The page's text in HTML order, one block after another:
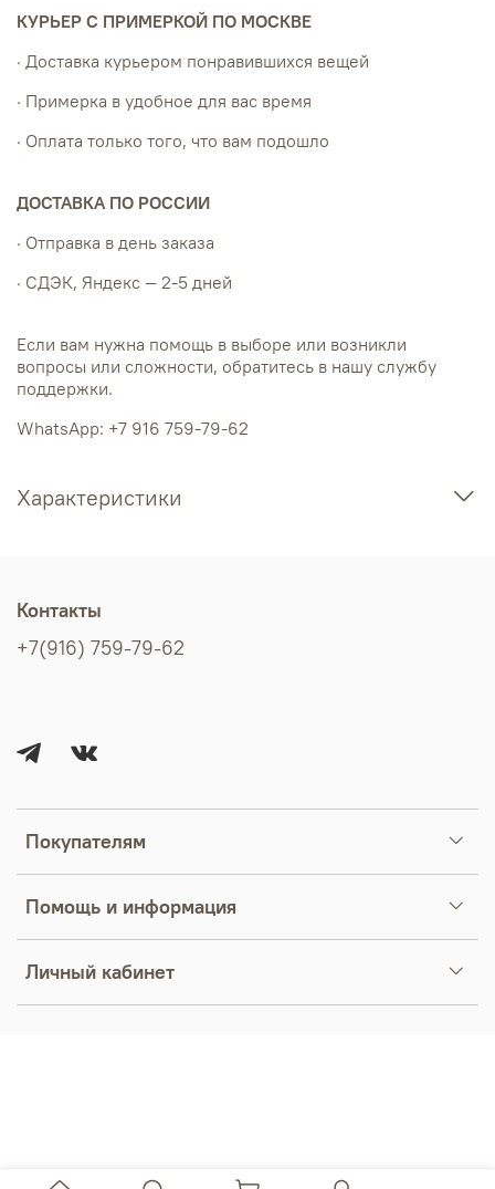
КУРЬЕР С ПРИМЕРКОЙ ПО МОСКВЕ
· Доставка курьером понравившихся вещей
· Примерка в удобное для вас время
· Оплата только того, что вам подошло
ДОСТАВКА ПО РОССИИ
· Отправка в день заказа
· СДЭК, Яндекс — 2-5 дней
Если вам нужна помощь в выборе или возникли
вопросы или сложности, обратитесь в нашу службу
поддержки.
WhatsApp: +7 916 759-79-62
Характеристики
Покупателям
Помощь и информация
Личный кабинет
Контакты
+7(916) 759-79-62